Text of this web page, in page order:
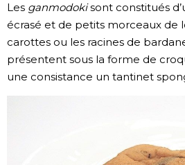
Les ganmodokisont constitués
écrasé et de petits morceaux de
carottes ou les racines de
présentent sous la forme de
une consistance un tantinet